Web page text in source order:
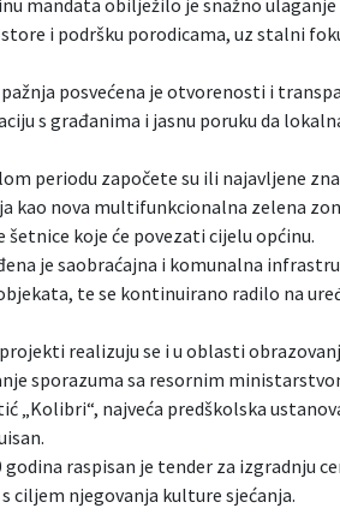
mandata obilježilo je snažno
i podršku porodicama, uz stalni
posvećena je otvorenosti i
s građanima i jasnu poruku da
periodu započete su ili najavljene
kao nova multifunkcionalna zelena
šetnice koje će povezati cijelu općinu.
je saobraćajna i komunalna
te se kontinuirano radilo na
realizuju se i u oblasti
sporazuma sa resornim
„Kolibri“, najveća predškolska
godina raspisan je tender za izgradnju
ciljem njegovanja kulture sjećanja.